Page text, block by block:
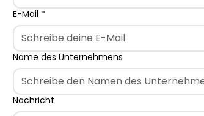
E-Mail *
Name des Unternehmens
Nachricht